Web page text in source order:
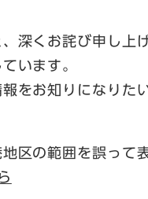
深くお詫び申し上
います。
をお知りになりた
区の範囲を誤って